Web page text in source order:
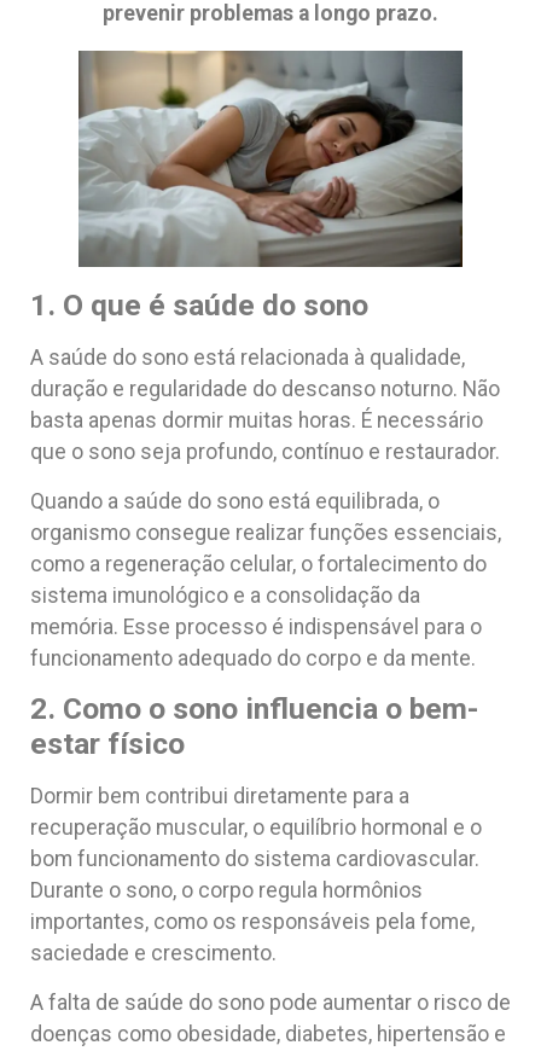
prevenir problemas a longo prazo.
1. O que é saúde do sono
A saúde do sono está relacionada à qualidade,
duração e regularidade do descanso noturno. Não
basta apenas dormir muitas horas. É necessário
que o sono seja profundo, contínuo e restaurador.
Quando a saúde do sono está equilibrada, o
organismo consegue realizar funções essenciais,
como a regeneração celular, o fortalecimento do
sistema imunológico e a consolidação da
memória. Esse processo é indispensável para o
funcionamento adequado do corpo e da mente.
2. Como o sono influencia o bem-
estar físico
Dormir bem contribui diretamente para a
recuperação muscular, o equilíbrio hormonal e o
bom funcionamento do sistema cardiovascular.
Durante o sono, o corpo regula hormônios
importantes, como os responsáveis pela fome,
saciedade e crescimento.
A falta de saúde do sono pode aumentar o risco de
doenças como obesidade, diabetes, hipertensão e